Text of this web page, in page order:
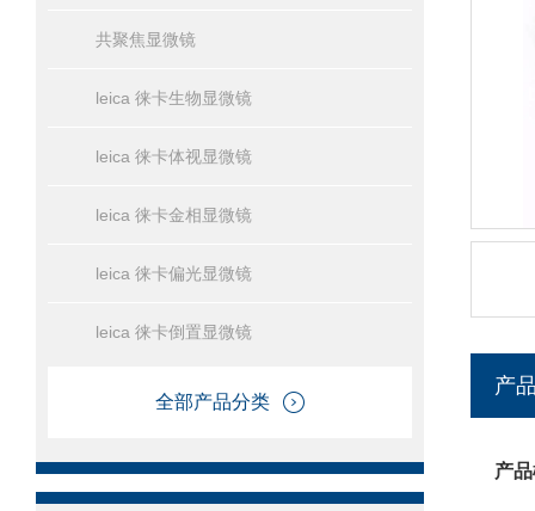
共聚焦显微镜
leica 徕卡生物显微镜
leica 徕卡体视显微镜
leica 徕卡金相显微镜
leica 徕卡偏光显微镜
leica 徕卡倒置显微镜
全部产品分类
产
产